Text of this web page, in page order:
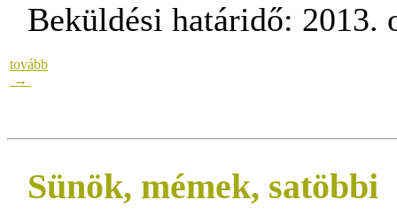
Beküldési határidő: 2013.
tovább
→
Sünök, mémek, satöbbi